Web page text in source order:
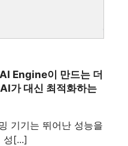
Engine이 만드는 더
가 대신 최적화하는
기기는 뛰어난 성능을
성[...]